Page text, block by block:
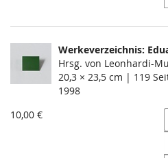
Werkeverzeichnis:
Hrsg. von Leonhardi-
20,3 × 23,5 cm | 119
1998
10,00 €